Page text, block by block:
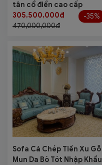
tân cổ điển cao cấp
305,500,000đ
470,000,000đ
-35%
Sofa Cá Chép Tiền Xu Gỗ
Mun Da Bò Tót Nhập Khẩu